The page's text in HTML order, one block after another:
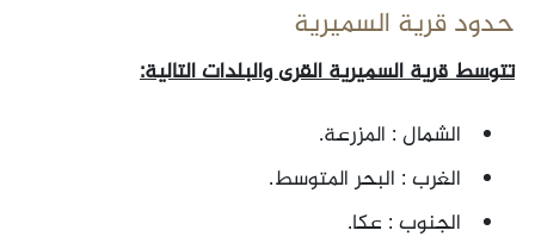
حدود قرية السميرية
تتوسط قرية السميرية القرى والبلدات التالية:
الشمال : المزرعة.
الغرب : البحر المتوسط.
الجنوب : عكا.